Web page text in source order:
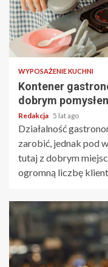
2 min read
WYPOSAŻENIE KUCHNI
Kontener
dobrym
Redakcja 5 lat ago
Działalność
zarobić, jednak pod
tutaj z dobrym
ogromną liczbę